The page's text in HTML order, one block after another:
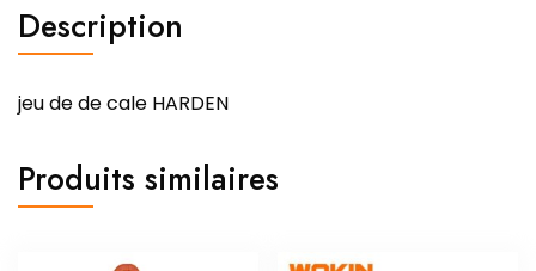
Description
jeu de de cale HARDEN
Produits similaires